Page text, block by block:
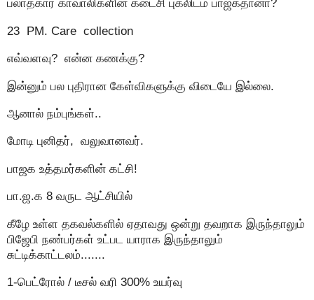
பலாத்கார காவாலிகளின் கடைசி புகலிடம் பாஜகதானா?
23 PM. Care collection
எவ்வளவு? என்ன கணக்கு?
இன்னும் பல புதிரான கேள்விகளுக்கு விடையே இல்லை.
ஆனால் நம்புங்கள்..
மோடி புனிதர், வலுவானவர்.
பாஜக உத்தமர்களின் கட்சி!
பா.ஜ.க 8 வருட ஆட்சியில்
கீழே உள்ள தகவல்களில் ஏதாவது ஒன்று தவறாக இருந்தாலும்
பிஜேபி நண்பர்கள் உட்பட யாராக இருந்தாலும்
சுட்டிக்காட்டலம்.......
1-பெட்ரோல் / டீசல் வரி 300% உயர்வு